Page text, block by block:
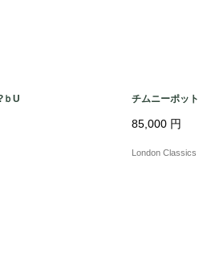
ｂU チムニーポッ
85,000 円
London Classics